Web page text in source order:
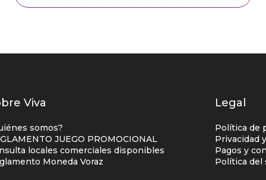
Viva
somos?
JUEGO PROMOCIONAL
locales comerciales disponibles
Moneda Voraz
Legal
Política de
Privacidad
Pagos y
Política del